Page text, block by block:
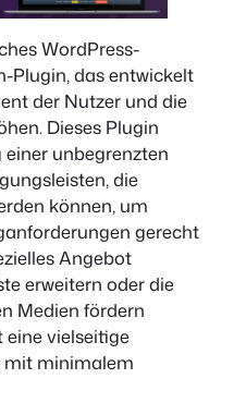
WordPress-
Plugin, das entwickelt
der Nutzer und die
Dieses Plugin
unbegrenzten
die
können, um
gerecht
Angebot
erweitern oder die
Medien fördern
vielseitige
mit minimalem